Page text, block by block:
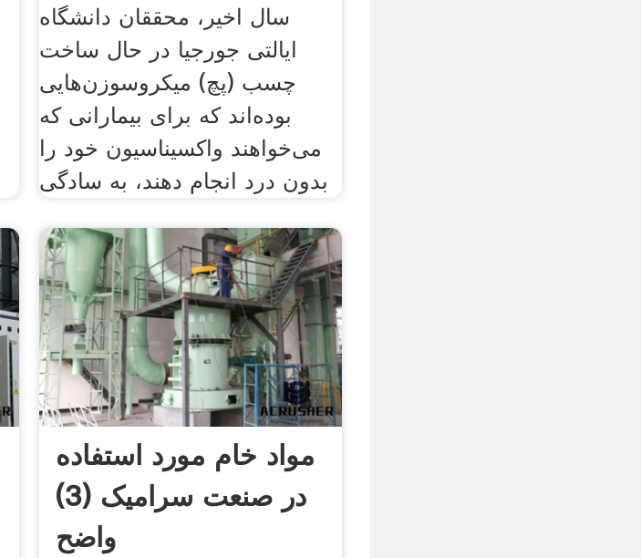
سال اخیر، محققان دانشگاه
ایالتی جورجیا در حال ساخت
چسب‌ (پچ) میکروسوزن‌هایی
بوده‌اند که برای بیمارانی که
می‌خواهند واکسیناسیون خود را
بدون درد انجام دهند، به سادگی
مواد خام مورد استفاده
در صنعت سرامیک (3)
واضح